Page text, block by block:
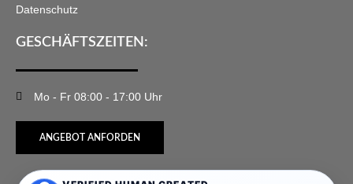
Datenschutz
GESCHÄFTSZEITEN:
Mo - Fr 08:00 - 17:00 Uhr
ANGEBOT ANFORDEN